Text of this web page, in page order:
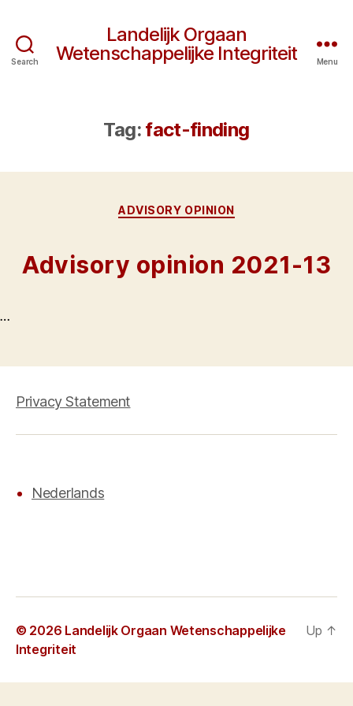
Search
Landelijk Orgaan
Wetenschappelijke Integriteit
Menu
Tag: fact-finding
Categories
ADVISORY OPINION
Advisory opinion 2021-13
…
Privacy Statement
Nederlands
© 2026 Landelijk Orgaan Wetenschappelijke
Integriteit
Up ↑